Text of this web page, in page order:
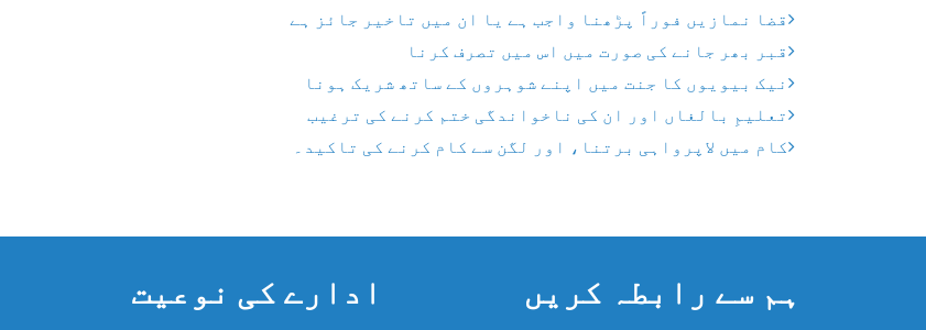
قضا نمازیں فوراً پڑھنا واجب ہے یا ان میں تاخیر جائز ہے
قبر بھر جانے کی صورت میں اس میں تصرف کرنا
نیک بیویوں کا جنت میں اپنے شوہروں کے ساتھ شریک ہونا
تعلیمِ بالغاں اور ان کی ناخواندگی ختم کرنے کی ترغیب
کام میں لاپرواہی برتنا، اور لگن سے کام کرنے کی تاکید۔
ہم سے رابطہ کریں ادارے کی نوعیت